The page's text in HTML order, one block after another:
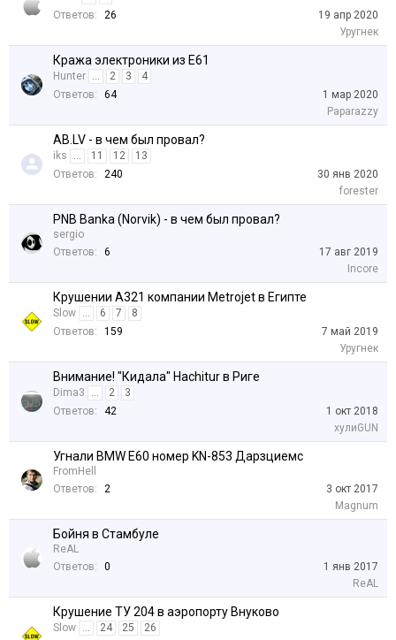
Ответов:
26
19 апр 2020
Уругнек
Кража электроники из E61
Hunter ... 2 3
4
Ответов:
64
1 мар 2020
Paparazzy
AB.LV - в чем был провал?
iks ... 11 12
13
Ответов:
240
30 янв 2020
forester
PNB Banka (Norvik) - в чем был провал?
sergio
Ответов:
6
17 авг 2019
Incore
Крушении А321 компании Metrojet в Египте
Slow ... 6 7
8
Ответов:
159
7 май 2019
Уругнек
Внимание! "Кидала" Hachitur в Риге
Dima3 ... 2
3
Ответов:
42
1 окт 2018
хулиGUN
Угнали BMW E60 номер KN-853 Дарзциемс
FromHell
Ответов:
2
3 окт 2017
Magnum
Бойня в Стамбуле
ReAL
Ответов:
0
1 янв 2017
ReAL
Крушение ТУ 204 в аэропорту Внуково
Slow ... 24 25 26